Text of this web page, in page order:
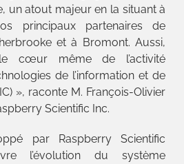
un atout majeur en la situant à
principaux partenaires de
et à Bromont. Aussi,
cœur même de l’activité
de l’information et de
», raconte M. François-Olivier
Scientific Inc.
par Raspberry Scientific
l’évolution du système